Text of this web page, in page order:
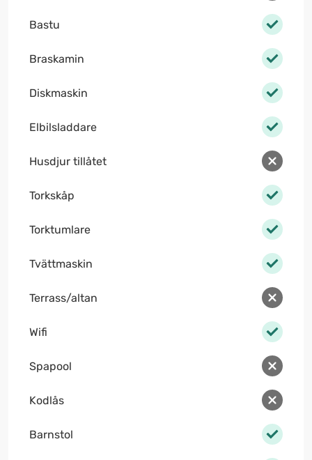
Bastu
Braskamin
Diskmaskin
Elbilsladdare
Husdjur tillåtet
Torkskåp
Torktumlare
Tvättmaskin
Terrass/altan
Wifi
Spapool
Kodlås
Barnstol